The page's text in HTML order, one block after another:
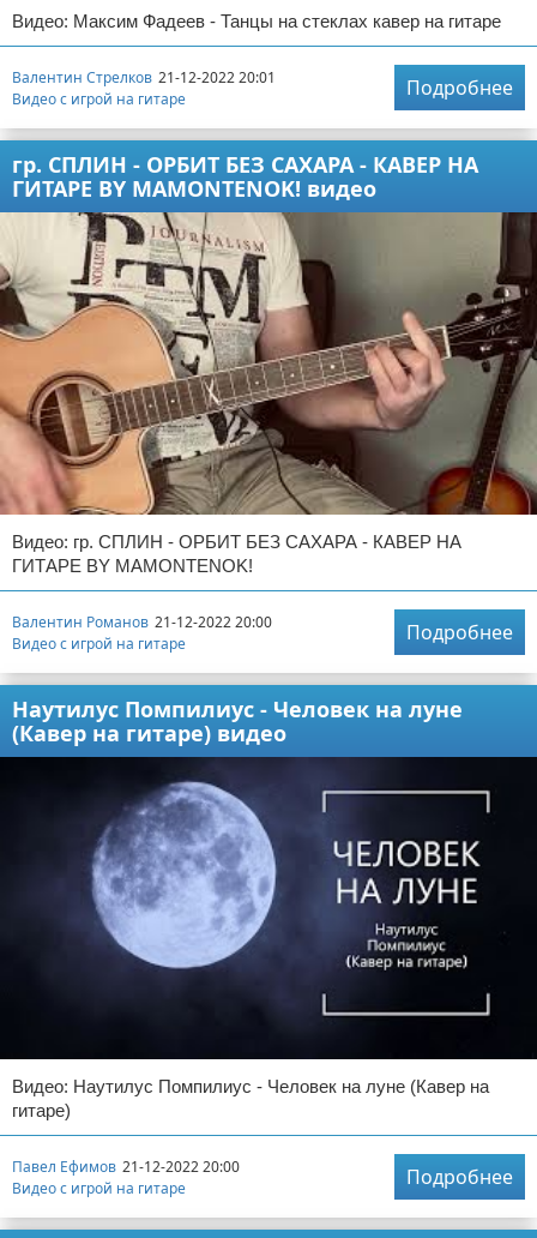
Видео: Максим Фадеев - Танцы на стеклах кавер на гитаре
Валентин Стрелков 21-12-2022 20:01
Видео с игрой на гитаре
Подробнее
гр. СПЛИН - ОРБИТ БЕЗ САХАРА - КАВЕР НА
ГИТАРЕ BY MAMONTENOK! видео
Видео: гр. СПЛИН - ОРБИТ БЕЗ САХАРА - КАВЕР НА
ГИТАРЕ BY MAMONTENOK!
Валентин Романов 21-12-2022 20:00
Видео с игрой на гитаре
Подробнее
Наутилус Помпилиус - Человек на луне
(Кавер на гитаре) видео
Видео: Наутилус Помпилиус - Человек на луне (Кавер на
гитаре)
Павел Ефимов 21-12-2022 20:00
Видео с игрой на гитаре
Подробнее